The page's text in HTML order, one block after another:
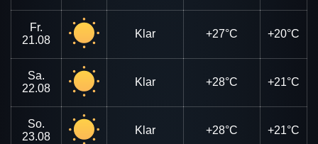
Fr.
21.08
Klar +27°C +20°C
Sa.
22.08
Klar +28°C +21°C
So.
23.08
Klar +28°C +21°C